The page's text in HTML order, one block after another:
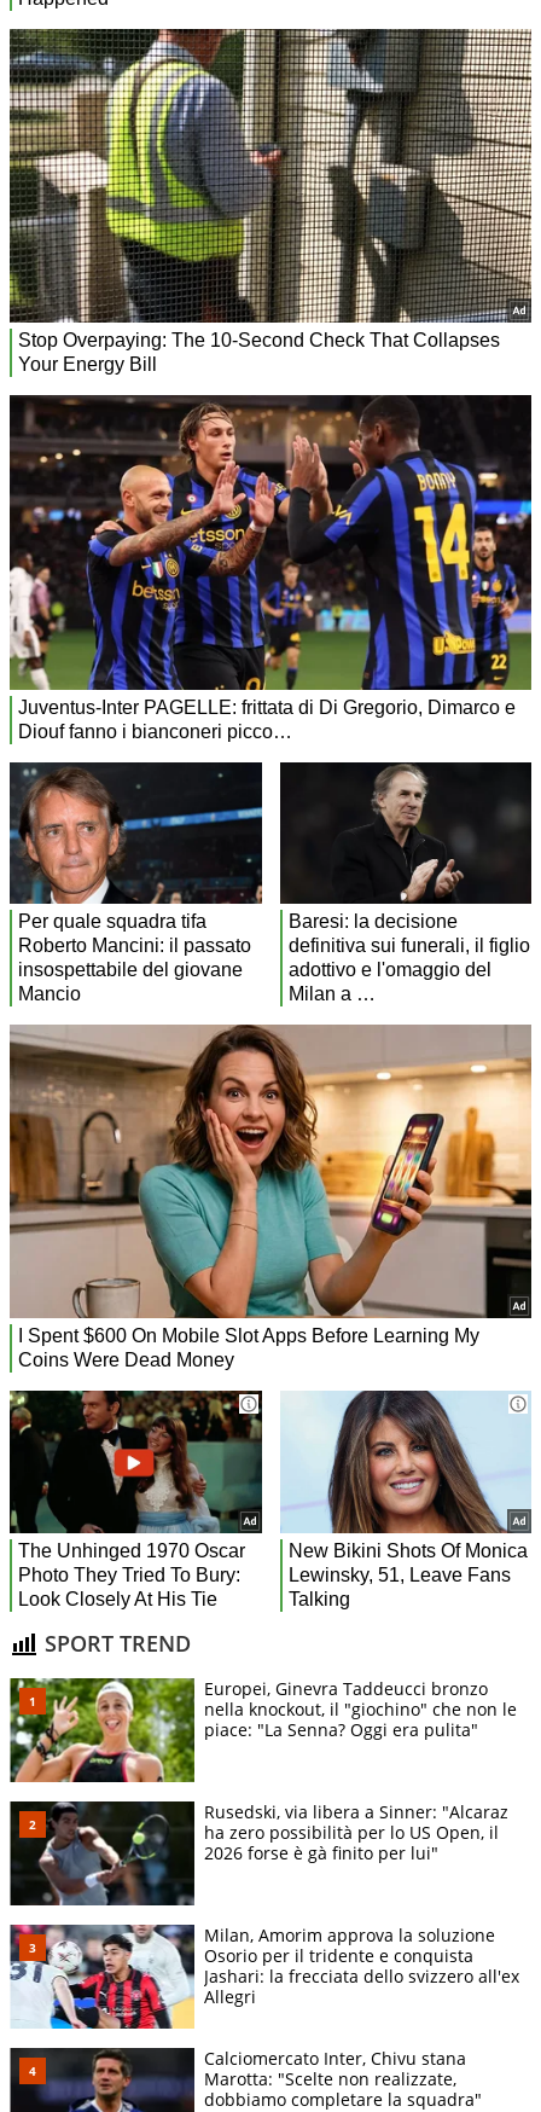
SPORT TREND
Europei, Ginevra Taddeucci bronzo
nella knockout, il "giochino" che non le
piace: "La Senna? Oggi era pulita"
Rusedski, via libera a Sinner: "Alcaraz
ha zero possibilità per lo US Open, il
2026 forse è gà finito per lui"
Milan, Amorim approva la soluzione
Osorio per il tridente e conquista
Jashari: la frecciata dello svizzero all'ex
Allegri
Calciomercato Inter, Chivu stana
Marotta: "Scelte non realizzate,
dobbiamo completare la squadra"